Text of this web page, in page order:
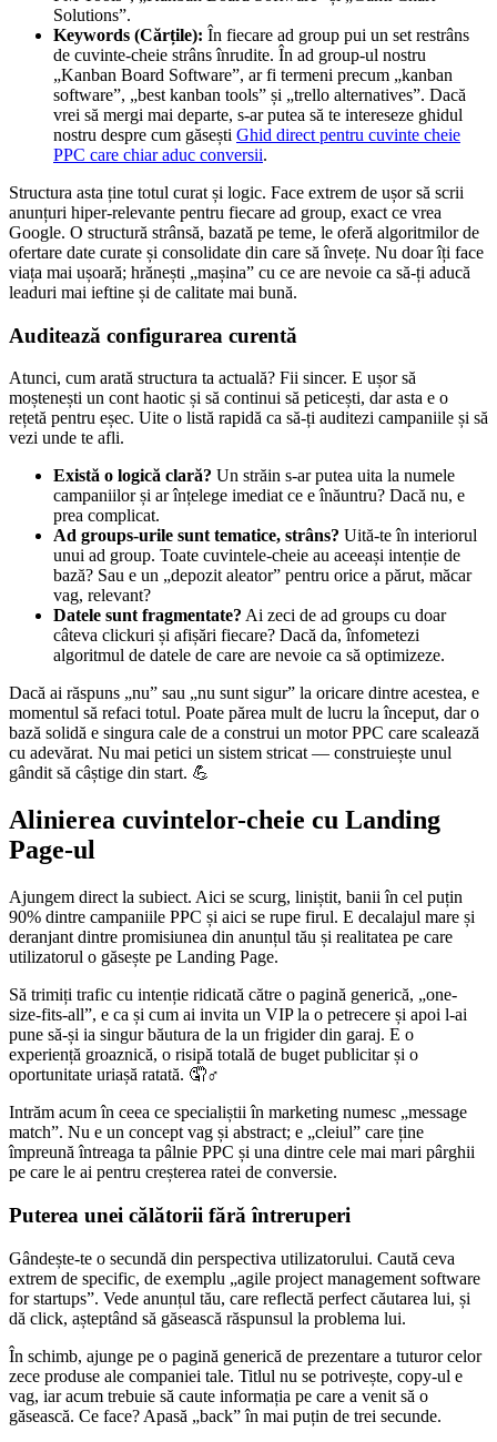
Solutions”.
Keywords (Cărțile): În fiecare ad group pui un set restrâns
de cuvinte-cheie strâns înrudite. În ad group-ul nostru
„Kanban Board Software”, ar fi termeni precum „kanban
software”, „best kanban tools” și „trello alternatives”. Dacă
vrei să mergi mai departe, s-ar putea să te intereseze ghidul
nostru despre cum găsești Ghid direct pentru cuvinte cheie
PPC care chiar aduc conversii.
Structura asta ține totul curat și logic. Face extrem de ușor să scrii
anunțuri hiper-relevante pentru fiecare ad group, exact ce vrea
Google. O structură strânsă, bazată pe teme, le oferă algoritmilor de
ofertare date curate și consolidate din care să învețe. Nu doar îți face
viața mai ușoară; hrănești „mașina” cu ce are nevoie ca să-ți aducă
leaduri mai ieftine și de calitate mai bună.
Auditează configurarea curentă
Atunci, cum arată structura ta actuală? Fii sincer. E ușor să
moștenești un cont haotic și să continui să peticești, dar asta e o
rețetă pentru eșec. Uite o listă rapidă ca să-ți auditezi campaniile și să
vezi unde te afli.
Există o logică clară? Un străin s-ar putea uita la numele
campaniilor și ar înțelege imediat ce e înăuntru? Dacă nu, e
prea complicat.
Ad groups-urile sunt tematice, strâns? Uită-te în interiorul
unui ad group. Toate cuvintele-cheie au aceeași intenție de
bază? Sau e un „depozit aleator” pentru orice a părut, măcar
vag, relevant?
Datele sunt fragmentate? Ai zeci de ad groups cu doar
câteva clickuri și afișări fiecare? Dacă da, înfometezi
algoritmul de datele de care are nevoie ca să optimizeze.
Dacă ai răspuns „nu” sau „nu sunt sigur” la oricare dintre acestea, e
momentul să refaci totul. Poate părea mult de lucru la început, dar o
bază solidă e singura cale de a construi un motor PPC care scalează
cu adevărat. Nu mai petici un sistem stricat — construiește unul
gândit să câștige din start. 💪
Alinierea cuvintelor-cheie cu Landing
Page-ul
Ajungem direct la subiect. Aici se scurg, liniștit, banii în cel puțin
90% dintre campaniile PPC și aici se rupe firul. E decalajul mare și
deranjant dintre promisiunea din anunțul tău și realitatea pe care
utilizatorul o găsește pe Landing Page.
Să trimiți trafic cu intenție ridicată către o pagină generică, „one-
size-fits-all”, e ca și cum ai invita un VIP la o petrecere și apoi l-ai
pune să-și ia singur băutura de la un frigider din garaj. E o
experiență groaznică, o risipă totală de buget publicitar și o
oportunitate uriașă ratată. 🤦♂️
Intrăm acum în ceea ce specialiștii în marketing numesc „message
match”. Nu e un concept vag și abstract; e „cleiul” care ține
împreună întreaga ta pâlnie PPC și una dintre cele mai mari pârghii
pe care le ai pentru creșterea ratei de conversie.
Puterea unei călătorii fără întreruperi
Gândește-te o secundă din perspectiva utilizatorului. Caută ceva
extrem de specific, de exemplu „agile project management software
for startups”. Vede anunțul tău, care reflectă perfect căutarea lui, și
dă click, așteptând să găsească răspunsul la problema lui.
În schimb, ajunge pe o pagină generică de prezentare a tuturor celor
zece produse ale companiei tale. Titlul nu se potrivește, copy-ul e
vag, iar acum trebuie să caute informația pe care a venit să o
găsească. Ce face? Apasă „back” în mai puțin de trei secunde.